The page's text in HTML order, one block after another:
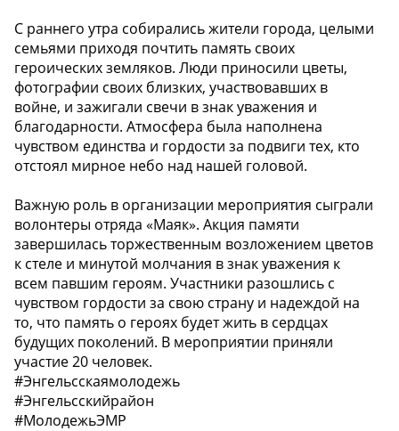
С раннего утра собирались жители города, целыми
семьями приходя почтить память своих
героических земляков. Люди приносили цветы,
фотографии своих близких, участвовавших в
войне, и зажигали свечи в знак уважения и
благодарности. Атмосфера была наполнена
чувством единства и гордости за подвиги тех, кто
отстоял мирное небо над нашей головой.
Важную роль в организации мероприятия сыграли
волонтеры отряда «Маяк». Акция памяти
завершилась торжественным возложением цветов
к стеле и минутой молчания в знак уважения к
всем павшим героям. Участники разошлись с
чувством гордости за свою страну и надеждой на
то, что память о героях будет жить в сердцах
будущих поколений. В мероприятии приняли
участие 20 человек.
#Энгельсскаямолодежь
#Энгельсскийрайон
#МолодежьЭМР